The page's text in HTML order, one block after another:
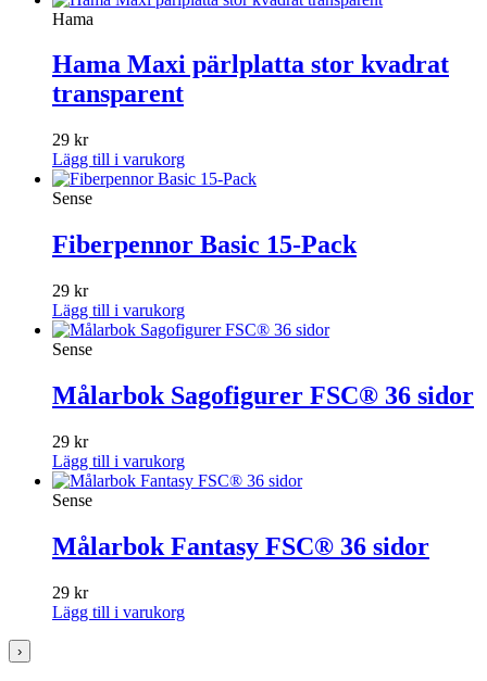
Hama
Hama Maxi pärlplatta stor kvadrat
transparent
29 kr
Lägg till i varukorg
Sense
Fiberpennor Basic 15-Pack
29 kr
Lägg till i varukorg
Sense
Målarbok Sagofigurer FSC® 36 sidor
29 kr
Lägg till i varukorg
Sense
Målarbok Fantasy FSC® 36 sidor
29 kr
Lägg till i varukorg
›